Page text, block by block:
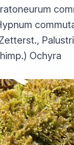
Ochyra